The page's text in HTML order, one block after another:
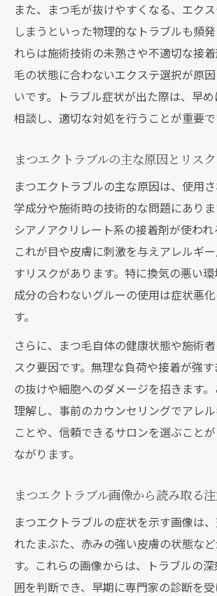
まつエクによる異常時のセル
法
まつエクトラブル時の応急処
点
まつエクトラブルと市販目薬
まつエクトラブル発生時のサ
れ
マツエクトラブル対処で避け
アレルギー体質でも安心できるま
き合い方
アレルギー体質が知るべきま
ルリスク
の特徴
まつエクトラブル予防に欠か
ウンセリング
まつエクアレルギー重症化を
の工夫
まつエクが合わない場合の症
施術後のリスクを軽減する日常ケ
まつエクトラブル防止に役立
まつエクを長持ちさせる洗顔
ント
また、まつ毛が抜けやすくなる、エク
しまうといった物理的なトラブルも頻
れらは施術技術の未熟さや不適切な接
毛の状態に合わないエクステ選択が原
いです。トラブル症状が出た際は、早
相談し、適切な対処を行うことが重要で
まつエクトラブルの主な原因とリス
まつエクトラブルの主な原因は、使用
学成分や施術時の技術的な問題にあり
シアノアクリレート系の接着剤が使われ
これが目や皮膚に刺激を与えアレルギ
すリスクがあります。特に換気の悪い環
成分の合わないグルーの使用は症状悪
す。
さらに、まつ毛自体の健康状態や施術
スク要因です。無理な負荷や接着が強
の抜けや細胞へのダメージを招きます
理解し、事前のカウンセリングでアレ
ことや、信頼できるサロンを選ぶこと
ながります。
まつエクトラブル画像から読み取る
まつエクトラブルの症状を示す画像は
れたまぶた、赤みの強い皮膚の状態な
す。これらの画像からは、トラブルの
囲を判断でき、早期に専門家の診断を